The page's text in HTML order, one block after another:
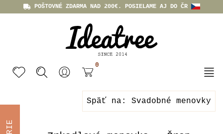
POŠTOVNÉ ZDARMA NAD 200€. POSIELAME AJ DO ČR
0
Späť na: Svadobné menovky